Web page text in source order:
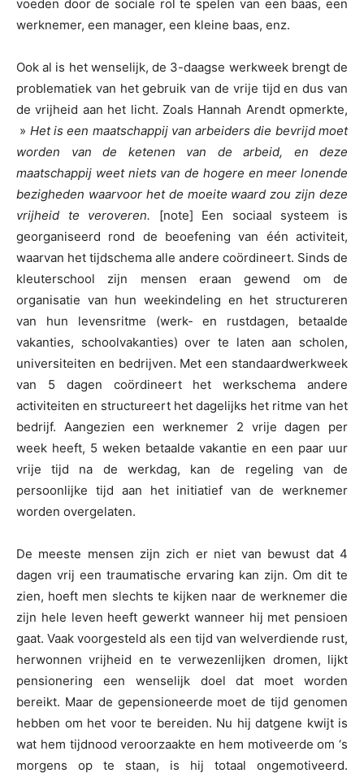
voeden door de sociale rol te spelen van een baas, een
werknemer, een manager, een kleine baas, enz.
Ook al is het wenselijk, de 3-daagse werkweek brengt de
problematiek van het gebruik van de vrije tijd en dus van
de vrijheid aan het licht. Zoals Hannah Arendt opmerkte,
» Het is een maatschappij van arbeiders die bevrijd moet
worden van de ketenen van de arbeid, en deze
maatschappij weet niets van de hogere en meer lonende
bezigheden waarvoor het de moeite waard zou zijn deze
vrijheid te veroveren. [note] Een sociaal systeem is
georganiseerd rond de beoefening van één activiteit,
waarvan het tijdschema alle andere coördineert. Sinds de
kleuterschool zijn mensen eraan gewend om de
organisatie van hun weekindeling en het structureren
van hun levensritme (werk- en rustdagen, betaalde
vakanties, schoolvakanties) over te laten aan scholen,
universiteiten en bedrijven. Met een standaardwerkweek
van 5 dagen coördineert het werkschema andere
activiteiten en structureert het dagelijks het ritme van het
bedrijf. Aangezien een werknemer 2 vrije dagen per
week heeft, 5 weken betaalde vakantie en een paar uur
vrije tijd na de werkdag, kan de regeling van de
persoonlijke tijd aan het initiatief van de werknemer
worden overgelaten.
De meeste mensen zijn zich er niet van bewust dat 4
dagen vrij een traumatische ervaring kan zijn. Om dit te
zien, hoeft men slechts te kijken naar de werknemer die
zijn hele leven heeft gewerkt wanneer hij met pensioen
gaat. Vaak voorgesteld als een tijd van welverdiende rust,
herwonnen vrijheid en te verwezenlijken dromen, lijkt
pensionering een wenselijk doel dat moet worden
bereikt. Maar de gepensioneerde moet de tijd genomen
hebben om het voor te bereiden. Nu hij datgene kwijt is
wat hem tijdnood veroorzaakte en hem motiveerde om ‘s
morgens op te staan, is hij totaal ongemotiveerd.